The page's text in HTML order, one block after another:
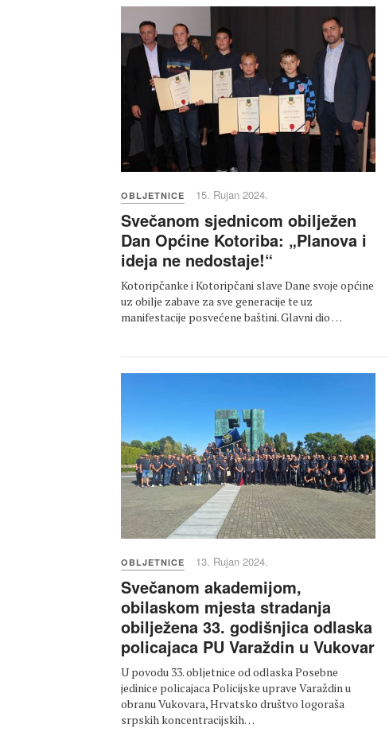
OBLJETNICE 15. Rujan 2024.
Svečanom sjednicom obilježen
Dan Općine Kotoriba: „Planova i
ideja ne nedostaje!“
Kotoripčanke i Kotoripčani slave Dane svoje općine
uz obilje zabave za sve generacije te uz
manifestacije posvećene baštini. Glavni dio …
OBLJETNICE 13. Rujan 2024.
Svečanom akademijom,
obilaskom mjesta stradanja
obilježena 33. godišnjica odlaska
policajaca PU Varaždin u Vukovar
U povodu 33. obljetnice od odlaska Posebne
jedinice policajaca Policijske uprave Varaždin u
obranu Vukovara, Hrvatsko društvo logoraša
srpskih koncentracijskih…